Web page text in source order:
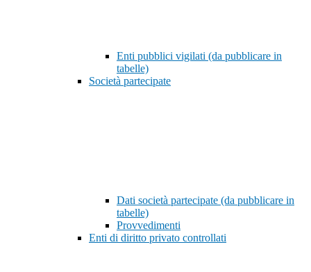
Enti pubblici vigilati (da pubblicare in
tabelle)
Società partecipate
Dati società partecipate (da pubblicare in
tabelle)
Provvedimenti
Enti di diritto privato controllati